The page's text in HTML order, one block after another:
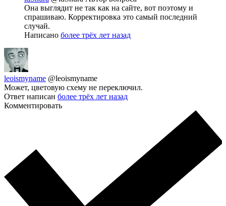
Она выглядит не так как на сайте, вот поэтому и
спрашиваю. Корректировка это самый последний
случай.
Написано более трёх лет назад
leoismyname @leoismyname
Может, цветовую схему не переключил.
Ответ написан более трёх лет назад
Комментировать